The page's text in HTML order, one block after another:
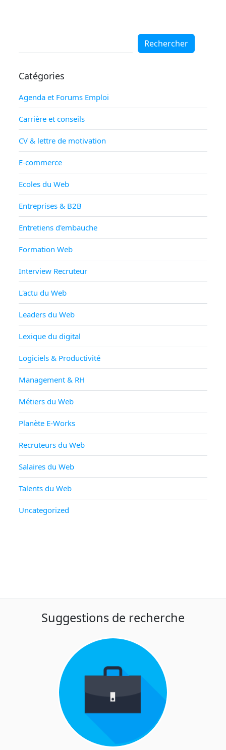
Rechercher
Catégories
Agenda et Forums Emploi
Carrière et conseils
CV & lettre de motivation
E-commerce
Ecoles du Web
Entreprises & B2B
Entretiens d'embauche
Formation Web
Interview Recruteur
L'actu du Web
Leaders du Web
Lexique du digital
Logiciels & Productivité
Management & RH
Métiers du Web
Planète E-Works
Recruteurs du Web
Salaires du Web
Talents du Web
Uncategorized
Suggestions de recherche